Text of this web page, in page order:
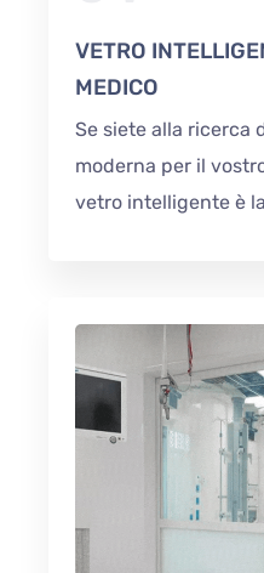
VETRO
MEDICO
Se siete alla ricerca
moderna per il
vetro intelligente è